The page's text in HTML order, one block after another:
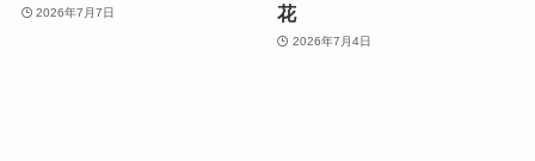
2026年7月7日
花
2026年7月4日